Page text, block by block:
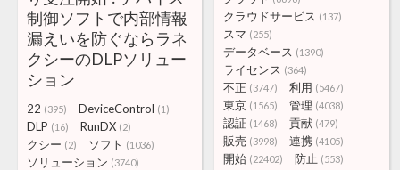
クラウドサービス (137)
スマ (255)
データベース (1390)
ライセンス (364)
不正 (3747) 利用 (5467)
東京 (1565) 管理 (4038)
認証 (1468) 貢献 (479)
販売 (3998) 連携 (4105)
開始 (22402) 防止 (553)
制御ソフトで内部情報
漏えいを防ぐならラネ
クシーのDLPソリュー
ション
22 (395) DeviceControl (1)
DLP (16) RunDX (2)
クシー (2) ソフト (1036)
ソリューション (3740)